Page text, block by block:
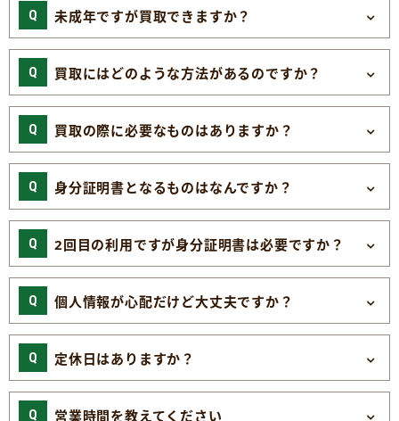
未成年ですが買取できますか？
買取にはどのような方法があるのですか？
買取の際に必要なものはありますか？
身分証明書となるものはなんですか？
2回目の利用ですが身分証明書は必要ですか？
個人情報が心配だけど大丈夫ですか？
定休日はありますか？
営業時間を教えてください